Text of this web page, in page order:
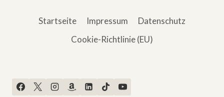
Startseite Impressum
Datenschutz
Cookie-Richtlinie (EU)